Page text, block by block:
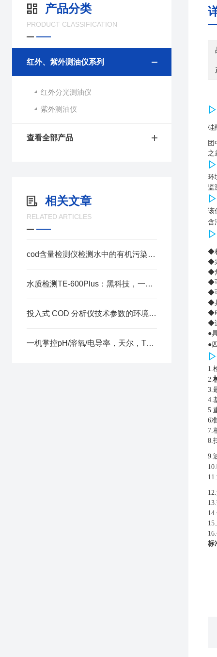
产品分类
PRODUCT CLASSIFICATION
红外、紫外测油仪系列
红外分光测油仪
紫外测油仪
查看全部产品
相关文章
RELATED ARTICLES
cod含量检测仪检测水中的有机污染程度
水质检测TE-600Plus：黑科技，一机搞定四大核心指标！
投入式 COD 分析仪技术参数的环境适配与实用优势
一机掌控pH/溶氧/电导率，天尔，TE-1800让水质监测更智慧！
▷
硅
团
之
▷
环
监
▷
该
含
▷
◆
◆
◆
◆
◆
◆
◆
◆
●
●
▷
1.
2.
3.
4.
5.
6
7.
8.
9.
14
标